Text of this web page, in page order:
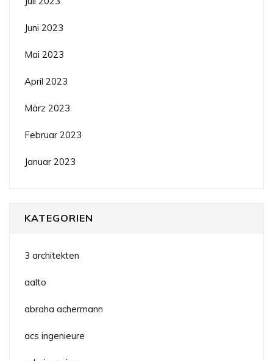
Juni 2023
Mai 2023
April 2023
März 2023
Februar 2023
Januar 2023
KATEGORIEN
3 architekten
aalto
abraha achermann
acs ingenieure